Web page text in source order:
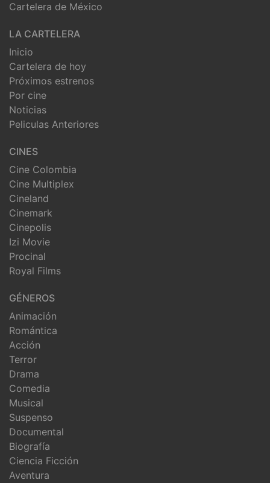
Cartelera de México
LA CARTELERA
Inicio
Cartelera de hoy
Próximos estrenos
Por cine
Noticias
Peliculas Anteriores
CINES
Cine Colombia
Cine Multiplex
Cineland
Cinemark
Cinepolis
Izi Movie
Procinal
Royal Films
GÉNEROS
Animación
Romántica
Acción
Terror
Drama
Comedia
Musical
Suspenso
Documental
Biografía
Ciencia Ficción
Aventura